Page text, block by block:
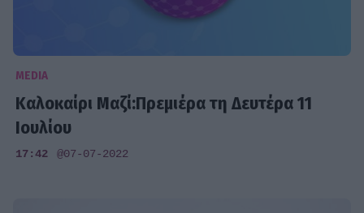
MEDIA
Καλοκαίρι Μαζί:Πρεμιέρα τη Δευτέρα 11
Ιουλίου
17:42 @07-07-2022